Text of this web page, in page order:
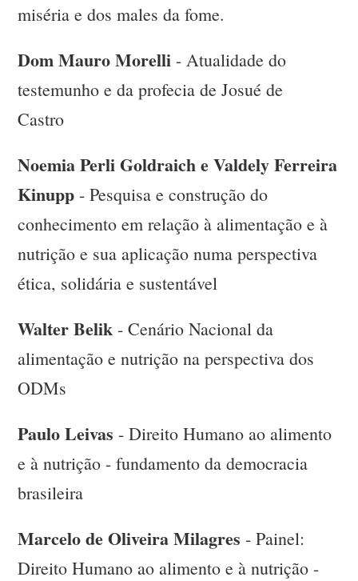
miséria e dos males da fome.
Dom Mauro Morelli - Atualidade do
testemunho e da profecia de Josué de
Castro
Noemia Perli Goldraich e Valdely Ferreira
Kinupp - Pesquisa e construção do
conhecimento em relação à alimentação e à
nutrição e sua aplicação numa perspectiva
ética, solidária e sustentável
Walter Belik- Cenário Nacional da
alimentação e nutrição na perspectiva dos
ODMs
Paulo Leivas - Direito Humano ao alimento
e à nutrição - fundamento da democracia
brasileira
Marcelo de Oliveira Milagres - Painel:
Direito Humano ao alimento e à nutrição -